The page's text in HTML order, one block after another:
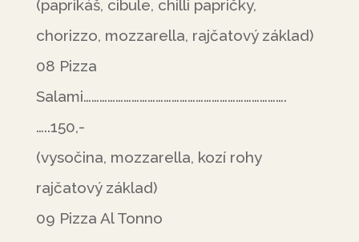
(paprikáš, cibule, chilli papričky,
chorizzo, mozzarella, rajčatový základ)
08 Pizza
Salami………………………………………………………………….
…..150,-
(vysočina, mozzarella, kozí rohy
rajčatový základ)
09 Pizza Al Tonno